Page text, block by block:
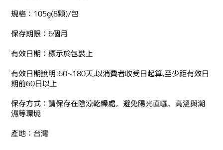
規格：105g(8顆)/包
保存期限：6個月
有效日期：標示於包裝上
有效日期說明:60~180天,以消費者收受日起算,至少距有效日
期前60日以上
保存方式：請保存在陰涼乾燥處，避免陽光直曬、高溫與潮
濕等環境
產地：台灣